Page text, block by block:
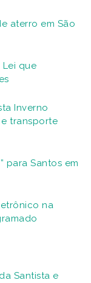
aterro em São
Lei que
Inverno
transporte
para Santos em
na
Santista e